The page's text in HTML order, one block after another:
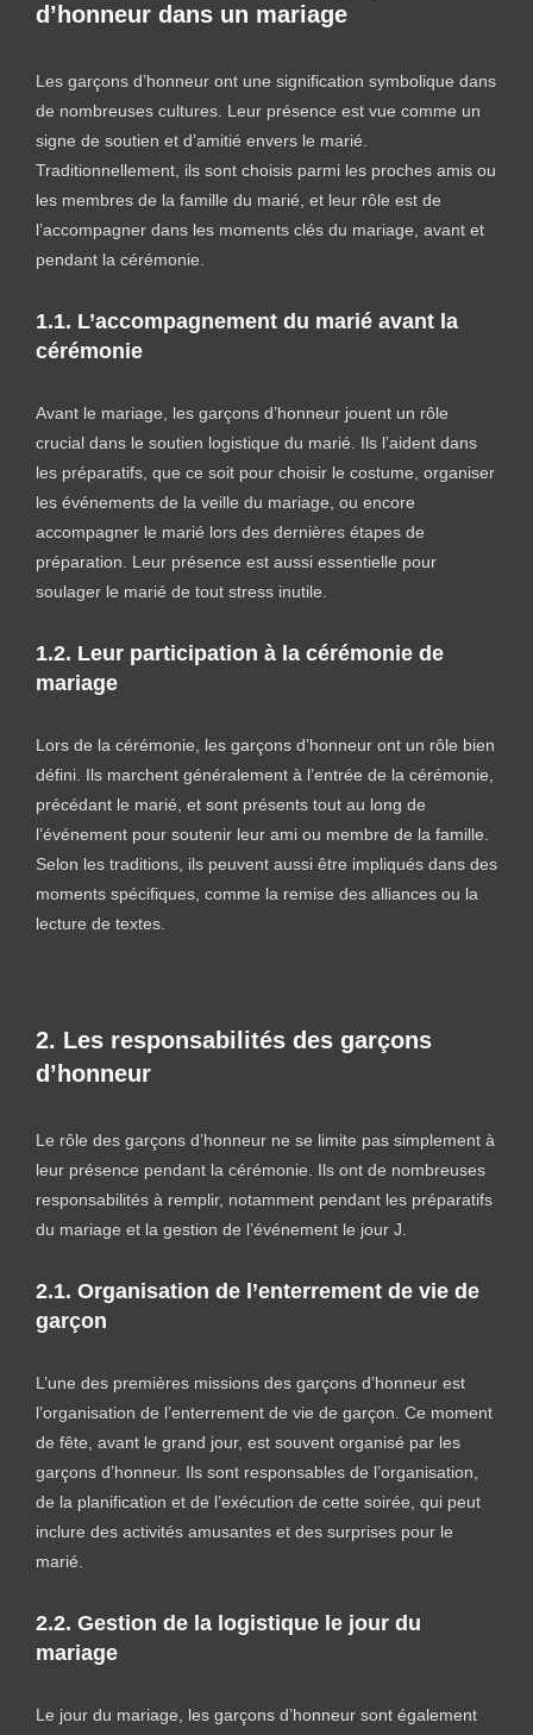
d’honneur dans un mariage
Les garçons d’honneur ont une signification symbolique dans
de nombreuses cultures. Leur présence est vue comme un
signe de soutien et d’amitié envers le marié.
Traditionnellement, ils sont choisis parmi les proches amis ou
les membres de la famille du marié, et leur rôle est de
l’accompagner dans les moments clés du mariage, avant et
pendant la cérémonie.
1.1. L’accompagnement du marié avant la
cérémonie
Avant le mariage, les garçons d’honneur jouent un rôle
crucial dans le soutien logistique du marié. Ils l’aident dans
les préparatifs, que ce soit pour choisir le costume, organiser
les événements de la veille du mariage, ou encore
accompagner le marié lors des dernières étapes de
préparation. Leur présence est aussi essentielle pour
soulager le marié de tout stress inutile.
1.2. Leur participation à la cérémonie de
mariage
Lors de la cérémonie, les garçons d’honneur ont un rôle bien
défini. Ils marchent généralement à l’entrée de la cérémonie,
précédant le marié, et sont présents tout au long de
l’événement pour soutenir leur ami ou membre de la famille.
Selon les traditions, ils peuvent aussi être impliqués dans des
moments spécifiques, comme la remise des alliances ou la
lecture de textes.
2. Les responsabilités des garçons
d’honneur
Le rôle des garçons d’honneur ne se limite pas simplement à
leur présence pendant la cérémonie. Ils ont de nombreuses
responsabilités à remplir, notamment pendant les préparatifs
du mariage et la gestion de l’événement le jour J.
2.1. Organisation de l’enterrement de vie de
garçon
L’une des premières missions des garçons d’honneur est
l’organisation de l’enterrement de vie de garçon. Ce moment
de fête, avant le grand jour, est souvent organisé par les
garçons d’honneur. Ils sont responsables de l’organisation,
de la planification et de l’exécution de cette soirée, qui peut
inclure des activités amusantes et des surprises pour le
marié.
2.2. Gestion de la logistique le jour du
mariage
Le jour du mariage, les garçons d’honneur sont également